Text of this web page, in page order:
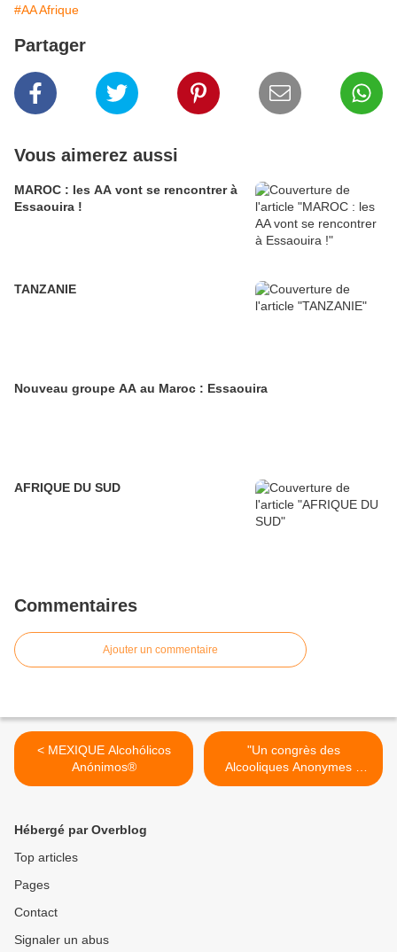
#AA Afrique
Partager
Vous aimerez aussi
MAROC : les AA vont se rencontrer à
Essaouira !
TANZANIE
Nouveau groupe AA au Maroc : Essaouira
AFRIQUE DU SUD
Commentaires
Ajouter un commentaire
< MEXIQUE Alcohólicos
Anónimos®
"Un congrès des
Alcooliques Anonymes à
Dijon" >
Hébergé par Overblog
Top articles
Pages
Contact
Signaler un abus